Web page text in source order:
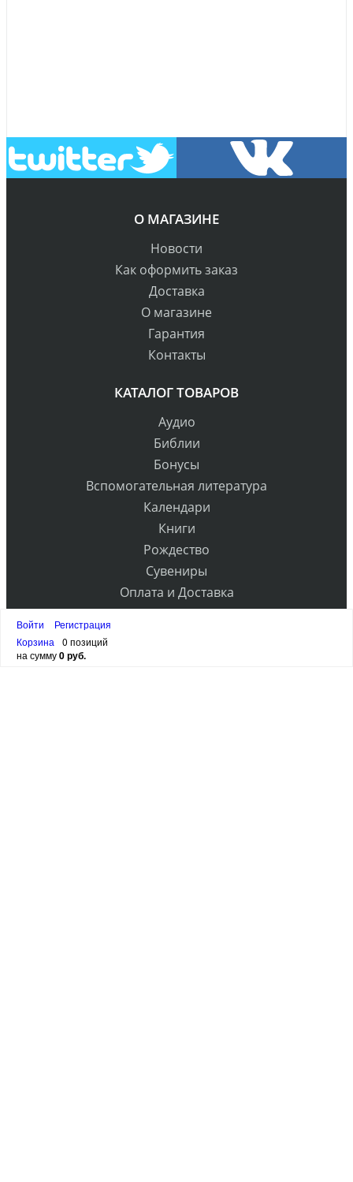
О МАГАЗИНЕ
Новости
Как оформить заказ
Доставка
О магазине
Гарантия
Контакты
КАТАЛОГ ТОВАРОВ
Аудио
Библии
Бонусы
Вспомогательная литература
Календари
Книги
Рождество
Сувениры
Оплата и Доставка
Контакты
Войти
Регистрация
Корзина
0 позиций
на сумму0 руб.